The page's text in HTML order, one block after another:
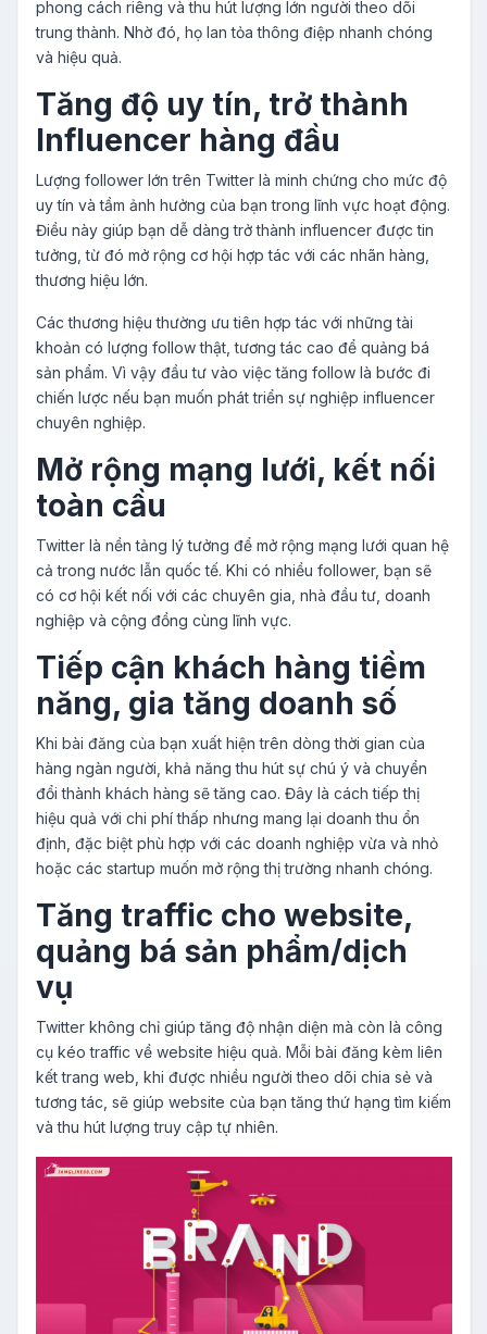
phong cách riêng và thu hút lượng lớn người theo dõi
trung thành. Nhờ đó, họ lan tỏa thông điệp nhanh chóng
và hiệu quả.
Tăng độ uy tín, trở thành
Influencer hàng đầu
Lượng follower lớn trên Twitter là minh chứng cho mức độ
uy tín và tầm ảnh hưởng của bạn trong lĩnh vực hoạt động.
Điều này giúp bạn dễ dàng trở thành influencer được tin
tưởng, từ đó mở rộng cơ hội hợp tác với các nhãn hàng,
thương hiệu lớn.
Các thương hiệu thường ưu tiên hợp tác với những tài
khoản có lượng follow thật, tương tác cao để quảng bá
sản phẩm. Vì vậy đầu tư vào việc tăng follow là bước đi
chiến lược nếu bạn muốn phát triển sự nghiệp influencer
chuyên nghiệp.
Mở rộng mạng lưới, kết nối
toàn cầu
Twitter là nền tảng lý tưởng để mở rộng mạng lưới quan hệ
cả trong nước lẫn quốc tế. Khi có nhiều follower, bạn sẽ
có cơ hội kết nối với các chuyên gia, nhà đầu tư, doanh
nghiệp và cộng đồng cùng lĩnh vực.
Tiếp cận khách hàng tiềm
năng, gia tăng doanh số
Khi bài đăng của bạn xuất hiện trên dòng thời gian của
hàng ngàn người, khả năng thu hút sự chú ý và chuyển
đổi thành khách hàng sẽ tăng cao. Đây là cách tiếp thị
hiệu quả với chi phí thấp nhưng mang lại doanh thu ổn
định, đặc biệt phù hợp với các doanh nghiệp vừa và nhỏ
hoặc các startup muốn mở rộng thị trường nhanh chóng.
Tăng traffic cho website,
quảng bá sản phẩm/dịch
vụ
Twitter không chỉ giúp tăng độ nhận diện mà còn là công
cụ kéo traffic về website hiệu quả. Mỗi bài đăng kèm liên
kết trang web, khi được nhiều người theo dõi chia sẻ và
tương tác, sẽ giúp website của bạn tăng thứ hạng tìm kiếm
và thu hút lượng truy cập tự nhiên.